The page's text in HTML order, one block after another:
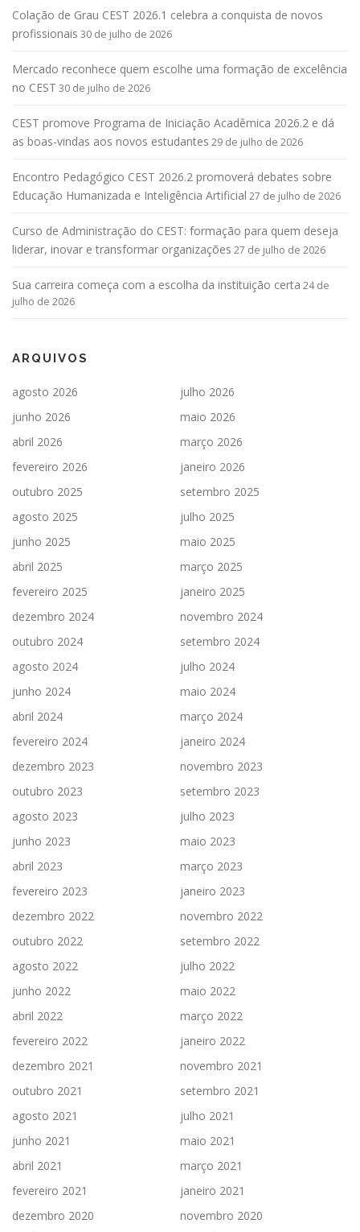
Colação de Grau CEST 2026.1 celebra a conquista de novos
profissionais 30 de julho de 2026
Mercado reconhece quem escolhe uma formação de excelência
no CEST 30 de julho de 2026
CEST promove Programa de Iniciação Acadêmica 2026.2 e dá
as boas-vindas aos novos estudantes 29 de julho de 2026
Encontro Pedagógico CEST 2026.2 promoverá debates sobre
Educação Humanizada e Inteligência Artificial 27 de julho de 2026
Curso de Administração do CEST: formação para quem deseja
liderar, inovar e transformar organizações 27 de julho de 2026
Sua carreira começa com a escolha da instituição certa 24 de
julho de 2026
ARQUIVOS
agosto 2026
julho 2026
junho 2026
maio 2026
abril 2026
março 2026
fevereiro 2026
janeiro 2026
outubro 2025
setembro 2025
agosto 2025
julho 2025
junho 2025
maio 2025
abril 2025
março 2025
fevereiro 2025
janeiro 2025
dezembro 2024
novembro 2024
outubro 2024
setembro 2024
agosto 2024
julho 2024
junho 2024
maio 2024
abril 2024
março 2024
fevereiro 2024
janeiro 2024
dezembro 2023
novembro 2023
outubro 2023
setembro 2023
agosto 2023
julho 2023
junho 2023
maio 2023
abril 2023
março 2023
fevereiro 2023
janeiro 2023
dezembro 2022
novembro 2022
outubro 2022
setembro 2022
agosto 2022
julho 2022
junho 2022
maio 2022
abril 2022
março 2022
fevereiro 2022
janeiro 2022
dezembro 2021
novembro 2021
outubro 2021
setembro 2021
agosto 2021
julho 2021
junho 2021
maio 2021
abril 2021
março 2021
fevereiro 2021
janeiro 2021
dezembro 2020
novembro 2020